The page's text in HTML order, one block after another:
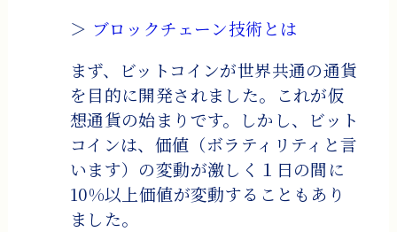
＞ ブロックチェーン技術とは
まず、ビットコインが世界共通の通貨
を目的に開発されました。これが仮
想通貨の始まりです。しかし、ビット
コインは、価値（ボラティリティと言
います）の変動が激しく１日の間に
10%以上価値が変動することもあり
ました。